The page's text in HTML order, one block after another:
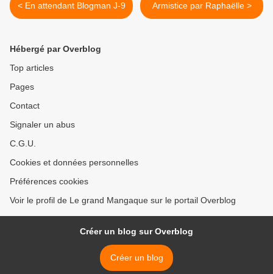
< En attendant Blogman J-9 Armistice par Raphaëlle >
Hébergé par Overblog
Top articles
Pages
Contact
Signaler un abus
C.G.U.
Cookies et données personnelles
Préférences cookies
Voir le profil de Le grand Mangaque sur le portail Overblog
Créer un blog sur Overblog
Créer un blog